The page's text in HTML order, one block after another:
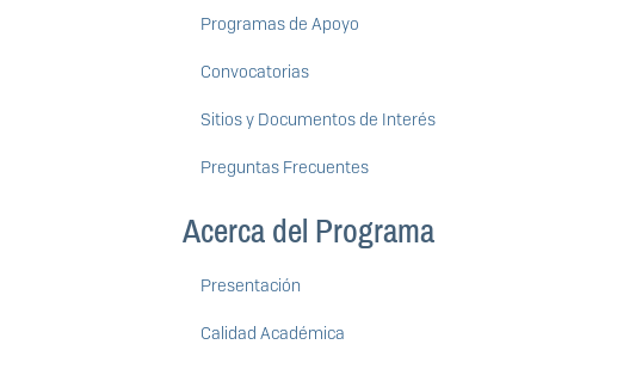
Programas de Apoyo
Convocatorias
Sitios y Documentos de Interés
Preguntas Frecuentes
Acerca del Programa
Presentación
Calidad Académica